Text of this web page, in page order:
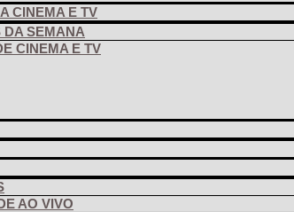
CINEMA E TV
DA SEMANA
CINEMA E TV
AO VIVO